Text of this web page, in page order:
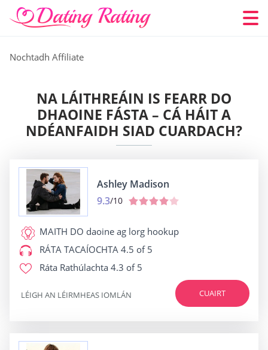
Nochtadh Affiliate
NA LÁITHREÁIN IS FEARR DO
DHAOINE FÁSTA – CÁ HÁIT A
NDÉANFAIDH SIAD CUARDACH?
Ashley Madison
9.3/10
MAITH DO daoine ag lorg hookup
RÁTA TACAÍOCHTA 4.5 of 5
Ráta Rathúlachta 4.3 of 5
CUAIRT
LÉIGH AN LÉIRMHEAS IOMLÁN